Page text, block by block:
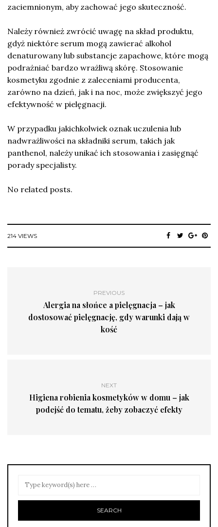
zaciemnionym, aby zachować jego skuteczność.
Należy również zwrócić uwagę na skład produktu,
gdyż niektóre serum mogą zawierać alkohol
denaturowany lub substancje zapachowe, które mogą
podrażniać bardzo wrażliwą skórę. Stosowanie
kosmetyku zgodnie z zaleceniami producenta,
zarówno na dzień, jak i na noc, może zwiększyć jego
efektywność w pielęgnacji.
W przypadku jakichkolwiek oznak uczulenia lub
nadwrażliwości na składniki serum, takich jak
panthenol, należy unikać ich stosowania i zasięgnąć
porady specjalisty.
No related posts.
214 VIEWS
PREVIOUS
Alergia na słońce a pielęgnacja – jak
dostosować pielęgnację, gdy warunki dają w
kość
NEXT
Higiena robienia kosmetyków w domu – jak
podejść do tematu, żeby zobaczyć efekty